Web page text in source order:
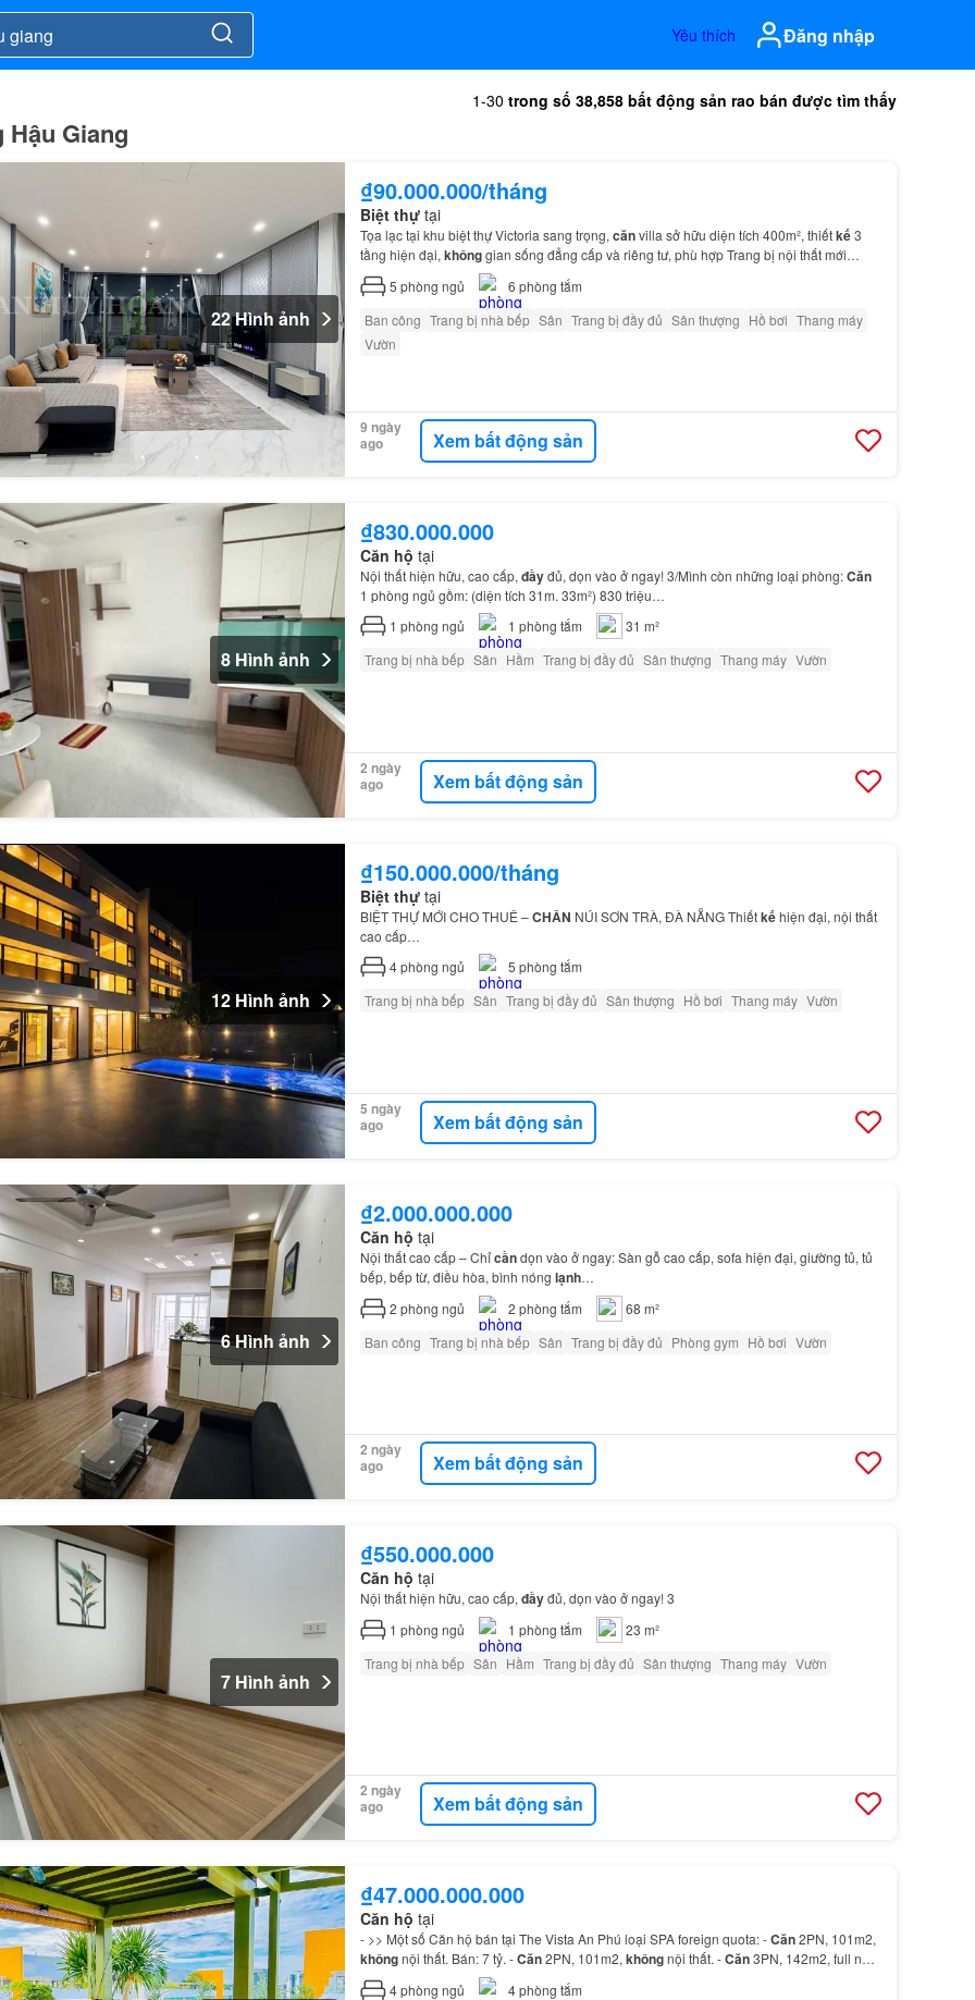
Yêu thích Đăng nhập
1-30 trong số 38,858 bất động sản rao bán được tìm thấy
Hậu Giang
22 Hình ảnh
₫90.000.000/tháng
Biệt thựtại
Tọa lạc tại khu biệt thự Victoria sang trọng, cănvilla sở hữu diện tích 400m², thiếtkế3
tầng hiện đại, khônggian sống đẳng cấp và riêng tư, phù hợp Trang bị nội thất mới
100%, cao cấp và đồng
5 phòng ngủ 6 phòng tắm
Ban công Trang bị nhà bếp Sân Trang bị đầy đủ Sân thượng Hồ bơi Thang máy
Vườn
9 ngày
ago
Xem bất động sản
8 Hình ảnh
₫830.000.000
Căn hộ tại
Nội thất hiện hữu, cao cấp, đầyđủ, dọn vào ở ngay! 3/Mình còn những loại phòng:Căn
1 phòng ngủ gồm: (diện tích 31m. 33m²) 830 triệu…
1 phòng ngủ 1 phòng tắm
31 m²
Trang bị nhà bếp Sân Hầm Trang bị đầy đủ Sân thượng Thang máy Vườn
2 ngày
ago
Xem bất động sản
12 Hình ảnh
₫150.000.000/tháng
Biệt thựtại
BIỆT THỰ MỚI CHO THUÊ –CHÂN NÚI SƠN TRÀ, ĐÀ NẴNG Thiếtkếhiện đại, nội thất
cao cấp…
4phòng ngủ 5 phòng tắm
Trang bị nhà bếp Sân Trang bị đầy đủ Sân thượng Hồ bơi Thang máy Vườn
5 ngày
ago
Xem bất động sản
6 Hình ảnh
₫2.000.000.000
Căn hộ tại
Nội thất cao cấp – Chỉcầndọn vào ở ngay: Sàn gỗ cao cấp, sofa hiện đại, giường tủ, tủ
bếp, bếp từ, điều hòa, bình nóng lạnh…
2 phòng ngủ 2 phòng tắm
68 m²
Ban công Trang bị nhà bếp Sân Trang bị đầy đủ Phòng gym Hồ bơi Vườn
2 ngày
ago
Xem bất động sản
7 Hình ảnh
₫550.000.000
Căn hộ tại
Nội thất hiện hữu, cao cấp, đầyđủ, dọn vào ở ngay! 3
1 phòng ngủ 1 phòng tắm
23 m²
Trang bị nhà bếp Sân Hầm Trang bị đầy đủ Sân thượng Thang máy Vườn
2 ngày
ago
Xem bất động sản
₫47.000.000.000
Căn hộ tại
- >> Một số Căn hộ bán tại The Vista An Phú loại SPA foreign quota: -Căn2PN, 101m2,
khôngnội thất. Bán: 7 tỷ. -Căn2PN, 101m2, khôngnội thất. -Căn3PN, 142m2, full nội
thất…
4phòng ngủ 4phòng tắm